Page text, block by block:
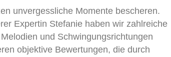
unvergessliche Momente bescheren.
Expertin Stefanie haben wir zahlreiche
und Schwingungsrichtungen
objektive Bewertungen, die durch